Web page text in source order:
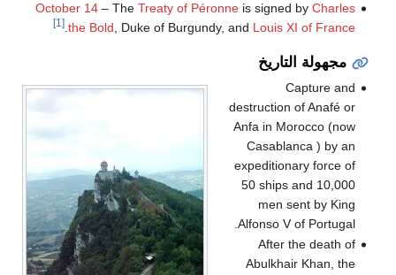
October 14– The Treaty of Péronneis signed by Charles
the Bold , Duke of Burgundy, and Louis XI of France
.
[1]
مجهولة التاريخ
Capture and
destruction of Anafé or
Anfa in Morocco (now
Casablanca ) by an
expeditionary force of
50 ships and 10,000
men sent by King
Alfonso V of Portugal.
After the death of
Abulkhair Khan, the